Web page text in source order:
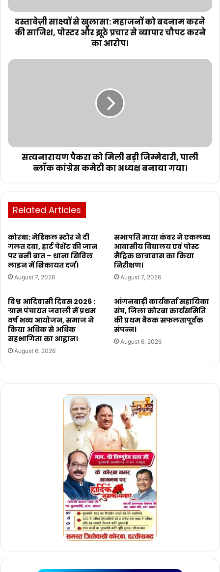
दस्तावेज़ी साक्ष्यों से खुलासा: महाजनों को बदनाम करने
की साजिश, पोस्टर और झूठे प्रचार से व्यापार चौपट करने
का आरोप।
सत्यनारायण पैकरा को मिली बड़ी जिम्मेदारी, पाली
ब्लॉक कांग्रेस कमेटी का अध्यक्ष बनाया गया।
Related Articles
कोरबा: मेडिकल स्टोर ने दी
गलत दवा, हार्ट पेशेंट की जान
पर बनी बात – थाना सिविल
लाइन में शिकायत दर्ज।
August 7, 2026
सभापति माया कंवर ने एकलव्य
आवासीय विद्यालय एवं पोस्ट
मैट्रिक छात्रावास का किया
निरीक्षण।
August 7, 2026
विश्व आदिवासी दिवस 2026 :
ग्राम पंचायत जवाली में प्रथम
वर्ष भव्य आयोजन, समाज ने
किया अधिक से अधिक
सहभागिता का आह्वान।
August 6, 2026
आंगनबाड़ी कार्यकर्ता सहायिका
संघ, जिला कोरबा कार्यसमिति
की प्रथम बैठक सफलतापूर्वक
संपन्न।
August 6, 2026